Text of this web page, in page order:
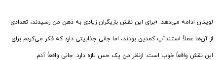
لویتان ادامه می‌دهد: «برای این نقش بازیگران زیادی به ذهن من رسیدند، تعدادی
از آن‌ها عملاً استندآپ کمدین بودند، اما جانی جذابیتی دارد که فکر می‌کردم برای
این نقش واقعاً خوب است. ازنظر من یک حس تازه دارد. جانی واقعاً آدم